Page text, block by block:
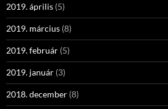
2019. április (5)
2019. március (8)
2019. február (5)
2019. január (3)
2018. december (8)